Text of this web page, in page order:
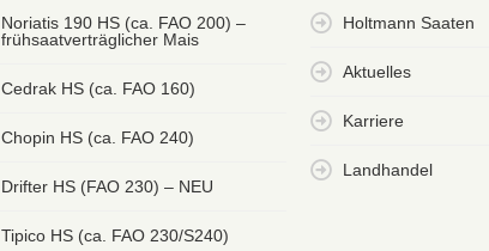
Noriatis 190 HS (ca. FAO 200) –
frühsaatverträglicher Mais
Cedrak HS (ca. FAO 160)
Chopin HS (ca. FAO 240)
Drifter HS (FAO 230) – NEU
Tipico HS (ca. FAO 230/S240)
Holtmann Saaten
Aktuelles
Karriere
Landhandel